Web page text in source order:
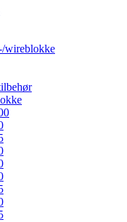
wireblokke